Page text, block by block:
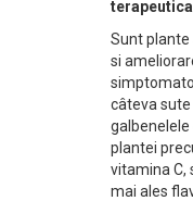
Sunt plante
si
câteva sute
plantei
vitamina C,
mai ales